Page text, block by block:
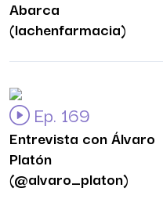
Abarca
(lachenfarmacia)
Ep. 169
Entrevista con Álvaro
Platón
(@alvaro_platon)